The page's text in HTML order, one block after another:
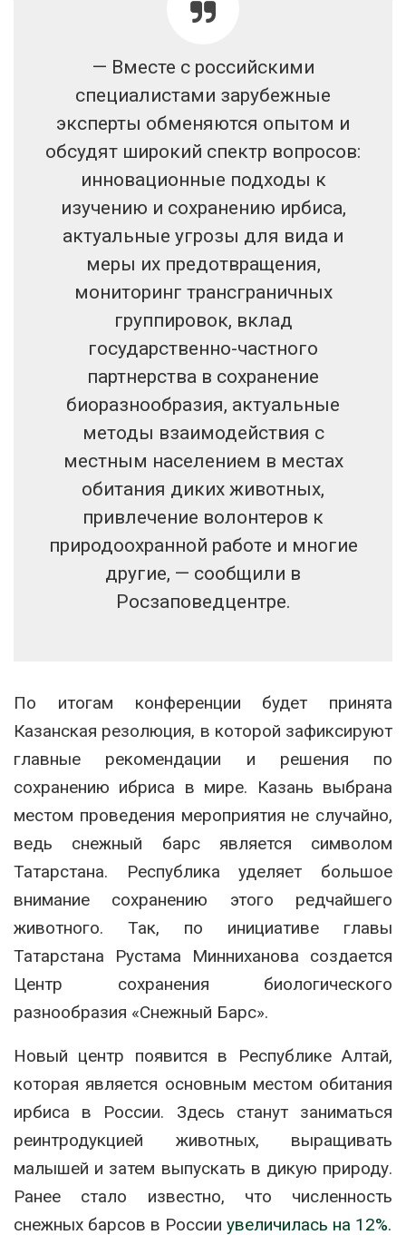
— Вместе с российскими
специалистами зарубежные
эксперты обменяются опытом и
обсудят широкий спектр вопросов:
инновационные подходы к
изучению и сохранению ирбиса,
актуальные угрозы для вида и
меры их предотвращения,
мониторинг трансграничных
группировок, вклад
государственно-частного
партнерства в сохранение
биоразнообразия, актуальные
методы взаимодействия с
местным населением в местах
обитания диких животных,
привлечение волонтеров к
природоохранной работе и многие
другие, — сообщили в
Росзаповедцентре.
По итогам конференции будет принята
Казанская резолюция, в которой зафиксируют
главные рекомендации и решения по
сохранению ибриса в мире. Казань выбрана
местом проведения мероприятия не случайно,
ведь снежный барс является символом
Татарстана. Республика уделяет большое
внимание сохранению этого редчайшего
животного. Так, по инициативе главы
Татарстана Рустама Минниханова создается
Центр сохранения биологического
разнообразия «Снежный Барс».
Новый центр появится в Республике Алтай,
которая является основным местом обитания
ирбиса в России. Здесь станут заниматься
реинтродукцией животных, выращивать
малышей и затем выпускать в дикую природу.
Ранее стало известно, что численность
снежных барсов в России увеличилась на 12%.